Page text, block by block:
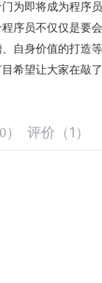
为即将成为程序
序员不仅仅是要
自身价值的打造等
希望让大家在敲
0） 评价 （1 ）